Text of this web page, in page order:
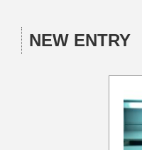
NEW ENTRY